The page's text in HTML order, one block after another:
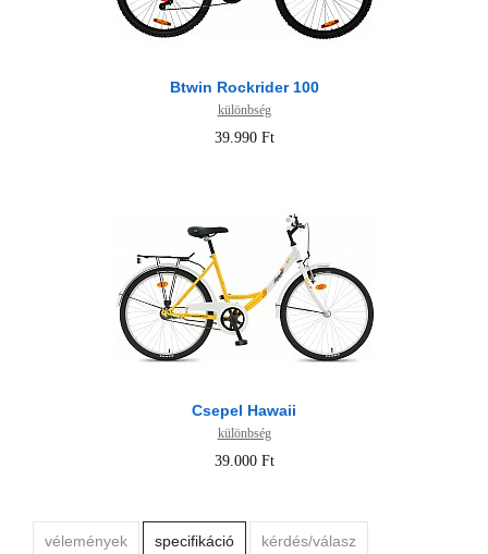
Btwin Rockrider 100
különbség
39.990 Ft
Csepel Hawaii
különbség
39.000 Ft
vélemények specifikáció kérdés/válasz